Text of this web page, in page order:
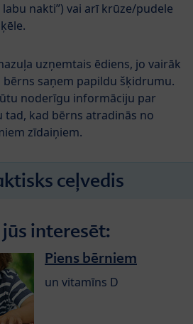
labu nakti”) vai arī krūze/pudele
uzņemtais ēdiens, jo vairāk
bērns saņem papildu šķidrumu.
noderīgu informāciju par
tad, kad bērns atradinās no
zīdaiņiem.
ceļvedis
interesēt:
Piens bērniem
un vitamīns D